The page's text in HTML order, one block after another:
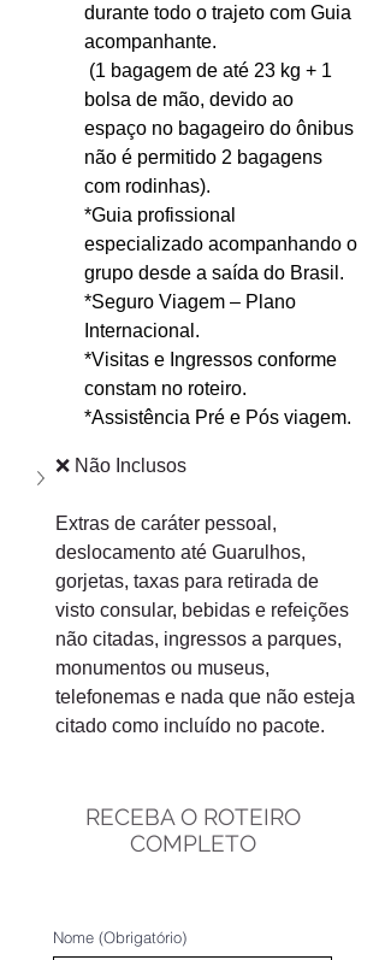
durante todo o trajeto com Guia
acompanhante.
(1 bagagem de até 23 kg + 1
bolsa de mão, devido ao
espaço no bagageiro do ônibus
não é permitido 2 bagagens
com rodinhas).
*Guia profissional
especializado acompanhando o
grupo desde a saída do Brasil.
*Seguro Viagem – Plano
Internacional.
*Visitas e Ingressos conforme
constam no roteiro.
*Assistência Pré e Pós viagem.
❌ Não Inclusos
Extras de caráter pessoal,
deslocamento até Guarulhos,
gorjetas, taxas para retirada de
visto consular, bebidas e refeições
não citadas, ingressos a parques,
monumentos ou museus,
telefonemas e nada que não esteja
citado como incluído no pacote.
RECEBA O ROTEIRO
COMPLETO
Nome (Obrigatório)